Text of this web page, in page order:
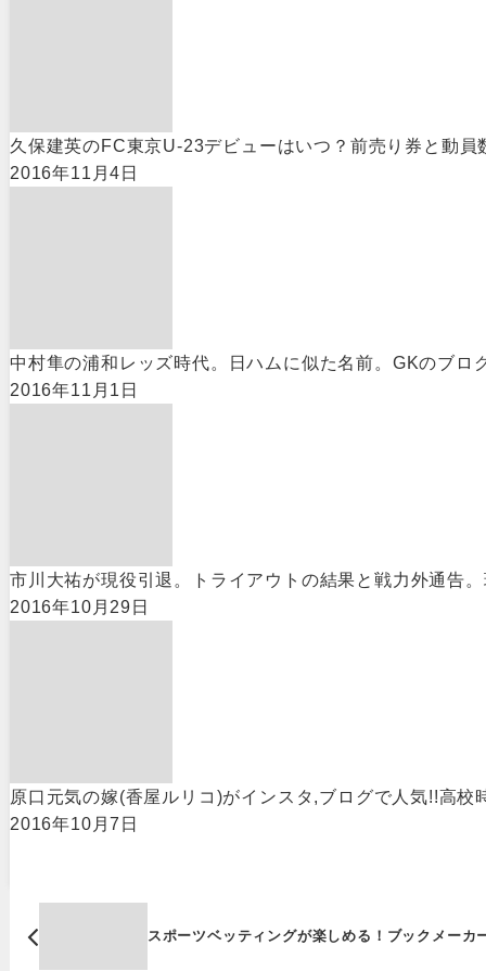
久保建英のFC東京U-23デビューはいつ？前売り券と動
2016年11月4日
中村隼の浦和レッズ時代。日ハムに似た名前。GKのブロ
2016年11月1日
市川大祐が現役引退。トライアウトの結果と戦力外通告
2016年10月29日
原口元気の嫁(香屋ルリコ)がインスタ,ブログで人気!!高校
2016年10月7日
スポーツベッティングが楽しめる！ブックメーカ